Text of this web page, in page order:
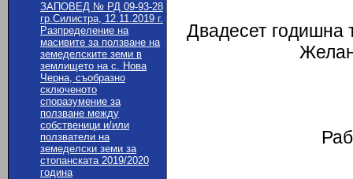
ЗАПОВЕД № РД 09-93-28
гр.Силистра, 12.11.2019 г.
Разпределение на
масивите за ползване на
земеделските земи в
землището на с. Нова
Черна, съобразно
сключеното
споразумение за
ползване между
собственици и/или
ползватели на
земеделски земи за
стопанската 2019/2020
година
Двадесет годишна